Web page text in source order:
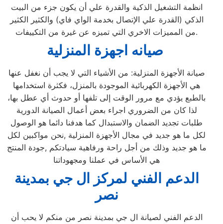
انظمة التشغيل الذكية والقدرة علي أن يكون جزء من البيت
الذكي (القدرة علي الإتصال بخدمة الواي فاي) والكثير الكثير
من المميزات الاخري التي تميزه عن غيرة من التكييفات.
صيانه اجهزة
صيانة الأجهزة المنزلية: من الأشياء التي لا يجب أن نغفل عنها
هي الأجهزة الكهربائية الموجودة بالمنزل، فكثرة استخدامها
بالطبع يؤدي مع مرور الوقت إلى تلفها أو حدوث أي عطل بها،
لذا كان من الضروري اجراء بعض أعمال الصيانة الدورية
طلبات تجديد الضمان والاستبدال كما هدفنا دائما هو الوصول
لكل ما هو جديد في مجال الأجهزة المنزلية ,نحن مواكبين لكل
ما هو جديد وذلك من أجل راحة ورفاهية سيادتكم ,جودة المنتج
هي الأساس في عملنا ومجهوداتنا
الدعم الفني لمركز ال جي بمدينة
نصر
الدعم الفني لصيانة ال جي بمدينة نصر من منكم لا يحب أن